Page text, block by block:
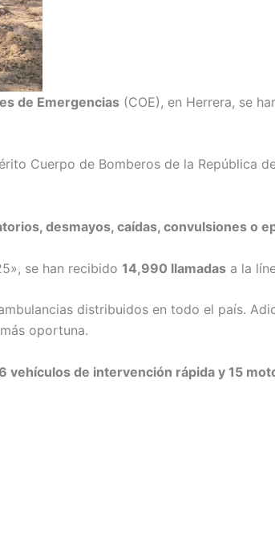
de Emergencias (COE), en Herrera, se
Cuerpo de Bomberos de la República
desmayos, caídas, convulsiones o
se han recibido 14,990 llamadas a la
distribuidos en todo el país.
oportuna.
vehículos de intervención rápida y 15